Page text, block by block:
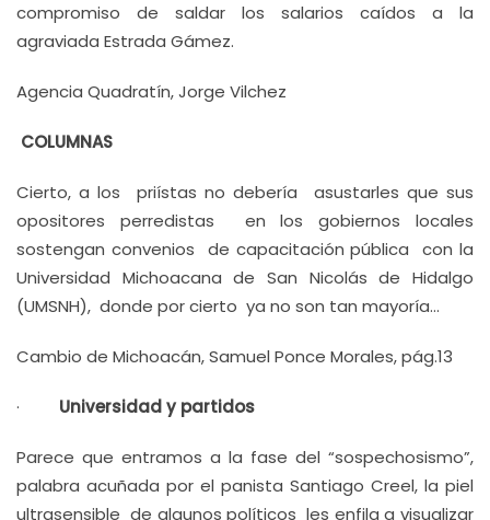
compromiso de saldar los salarios caídos a la
agraviada Estrada Gámez.
Agencia Quadratín, Jorge Vilchez
COLUMNAS
Cierto, a los priístas no debería asustarles que sus
opositores perredistas en los gobiernos locales
sostengan convenios de capacitación pública con la
Universidad Michoacana de San Nicolás de Hidalgo
(UMSNH), donde por cierto ya no son tan mayoría…
Cambio de Michoacán, Samuel Ponce Morales, pág.13
· Universidad y partidos
Parece que entramos a la fase del “sospechosismo”,
palabra acuñada por el panista Santiago Creel, la piel
ultrasensible de algunos políticos les enfila a visualizar